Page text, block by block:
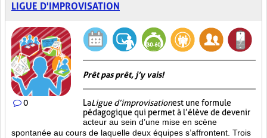
LIGUE D'IMPROVISATION
0
Prêt pas prêt, j’y vais!
LaLigue d’improvisationest une formule
pédagogique qui permet à l’élève de devenir
acteur au sein d’une mise en scène
spontanée au cours de laquelle deux équipes s’affrontent. Trois